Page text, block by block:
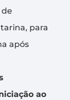
para
após
ao